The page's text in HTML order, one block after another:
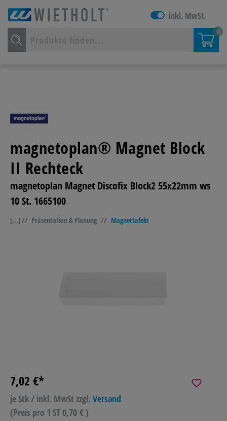
inkl. MwSt.
0
magnetoplan® Magnet Block
II Rechteck
magnetoplan Magnet Discofix Block2 55x22mm ws
10 St. 1665100
[...] // Präsentation & Planung // Magnettafeln
7,02 €*
je Stk / inkl. MwStzzgl. Versand
(Preis pro 1 ST 0,70 € )